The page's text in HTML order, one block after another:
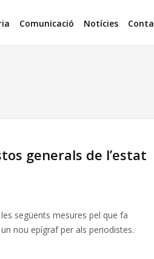
Comunicació Notícies
generals de l’estat
següents mesures pel que fa
nou epígraf per als periodistes.